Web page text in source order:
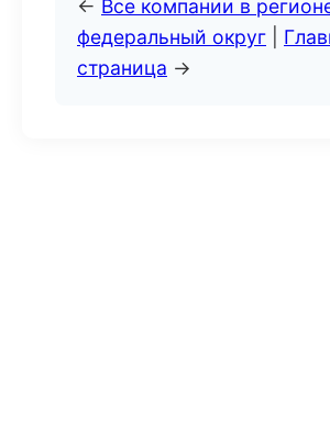
← Все компании в
федеральный округ
страница →